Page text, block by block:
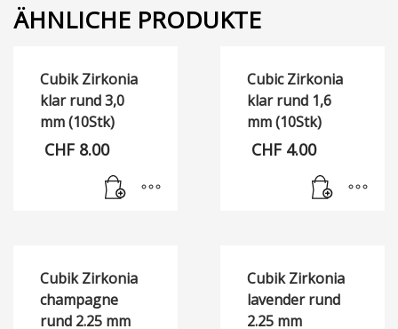
ÄHNLICHE PRODUKTE
Cubik Zirkonia
klar rund 3,0
mm (10Stk)
CHF 8.00
Cubic Zirkonia
klar rund 1,6
mm (10Stk)
CHF4.00
Cubik Zirkonia
champagne
rund 2.25 mm
Cubik Zirkonia
lavender rund
2.25 mm